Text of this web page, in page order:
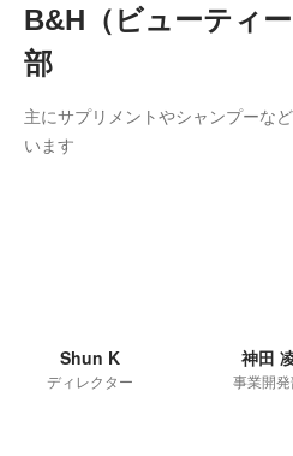
B&H（ビューティ
部
主にサプリメントやシャンプーな
います
Shun K
ディレクター
神田
事業開